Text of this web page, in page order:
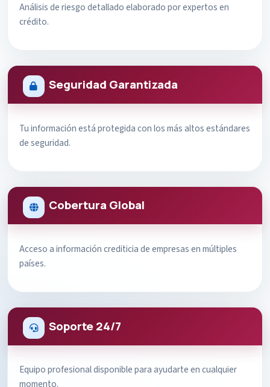
Análisis de riesgo detallado elaborado por expertos en
crédito.
Seguridad Garantizada
Tu información está protegida con los más altos estándares
de seguridad.
Cobertura Global
Acceso a información crediticia de empresas en múltiples
países.
Soporte 24/7
Equipo profesional disponible para ayudarte en cualquier
momento.